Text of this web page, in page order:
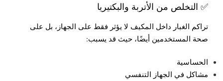
✅ التخلص من الأتربة والبكتيريا
تراكم الغبار داخل المكيف لا يؤثر فقط على الجهاز، بل على
صحة المستخدمين أيضًا، حيث قد يسبب:
الحساسية
مشاكل في الجهاز التنفسي